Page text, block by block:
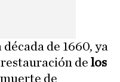
de 1660, ya
de los
de